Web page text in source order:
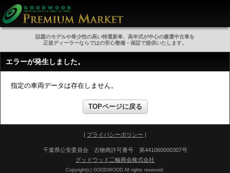
話題のモデルや希少性の高い特選新車、高年式が中心の厳選中古車を
正規ディーラーならではの安心整備・保証で提供いたします。
エラーが発生しました。
指定の車両データは存在しません。
TOPページに戻る
| プライバシーポリシー |
千葉県公安委員会 古物商許可番号 第441060000307号
グッドウッド二輪商会株式会社
Copyright(c) GOODWOOD All rights reserved.